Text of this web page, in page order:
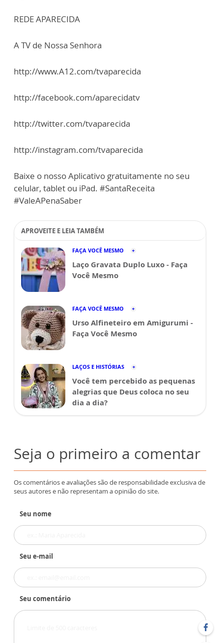
REDE APARECIDA
A TV de Nossa Senhora
http://www.A12.com/tvaparecida
http://facebook.com/aparecidatv
http://twitter.com/tvaparecida
http://instagram.com/tvaparecida
Baixe o nosso Aplicativo gratuitamente no seu
celular, tablet ou iPad. #SantaReceita
#ValeAPenaSaber
APROVEITE E LEIA TAMBÉM
FAÇA VOCÊ MESMO
Laço Gravata Duplo Luxo - Faça
Você Mesmo
FAÇA VOCÊ MESMO
Urso Alfineteiro em Amigurumi -
Faça Você Mesmo
LAÇOS E HISTÓRIAS
Você tem percebido as pequenas
alegrias que Deus coloca no seu
dia a dia?
Seja o primeiro a comentar
Os comentários e avaliações são de responsabilidade exclusiva de
seus autores e não representam a opinião do site.
Seu nome
Seu e-mail
Seu comentário